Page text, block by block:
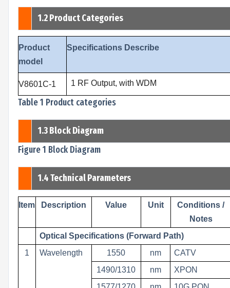
1.2 Product Categories
Product
model
Specifications Describe
V8601C-1 1 RF Output, with WDM
Table 1 Product categories
1.3 Block Diagram
Figure 1 Block Diagram
1.4 Technical Parameters
Item Description Value Unit
Conditions /
Notes
Optical Specifications (Forward Path)
1
Wavelength 1550 nm
CATV
1490/1310
nm
XPON